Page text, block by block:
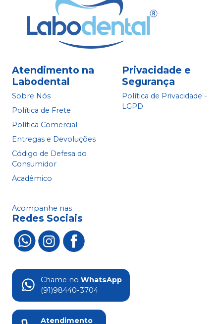
Atendimento na
Labodental
Sobre Nós
Política de Frete
Política Comercial
Entregas e Devoluções
Código de Defesa do
Consumidor
Acadêmico
Privacidade e
Segurança
Política de Privacidade -
LGPD
Acompanhe nas
Redes Sociais
Chame no WhatsApp
(91)98440-3704
Atendimento